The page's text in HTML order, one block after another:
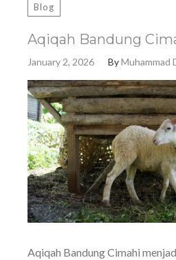
Blog
Aqiqah Bandung
January 2, 2026 ByMuhammad
Aqiqah Bandung Cimahi